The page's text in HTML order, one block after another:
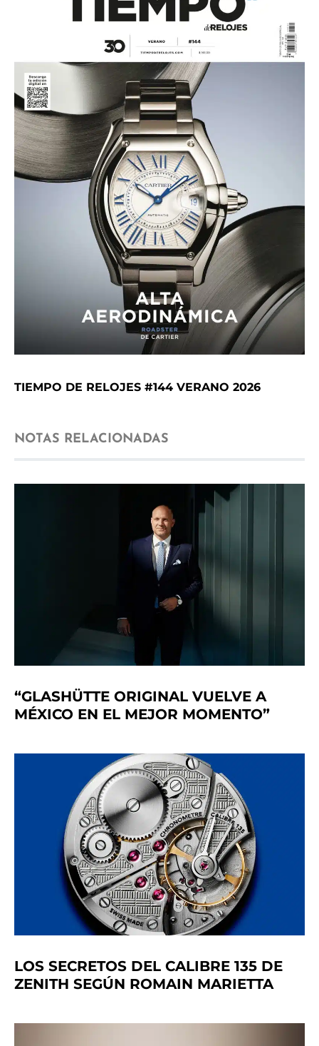
TIEMPO DE RELOJES #144 VERANO 2026
NOTAS RELACIONADAS
“GLASHÜTTE ORIGINAL VUELVE A
MÉXICO EN EL MEJOR MOMENTO”
LOS SECRETOS DEL CALIBRE 135 DE
ZENITH SEGÚN ROMAIN MARIETTA